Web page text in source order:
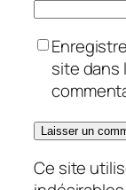
site dans
Ce site